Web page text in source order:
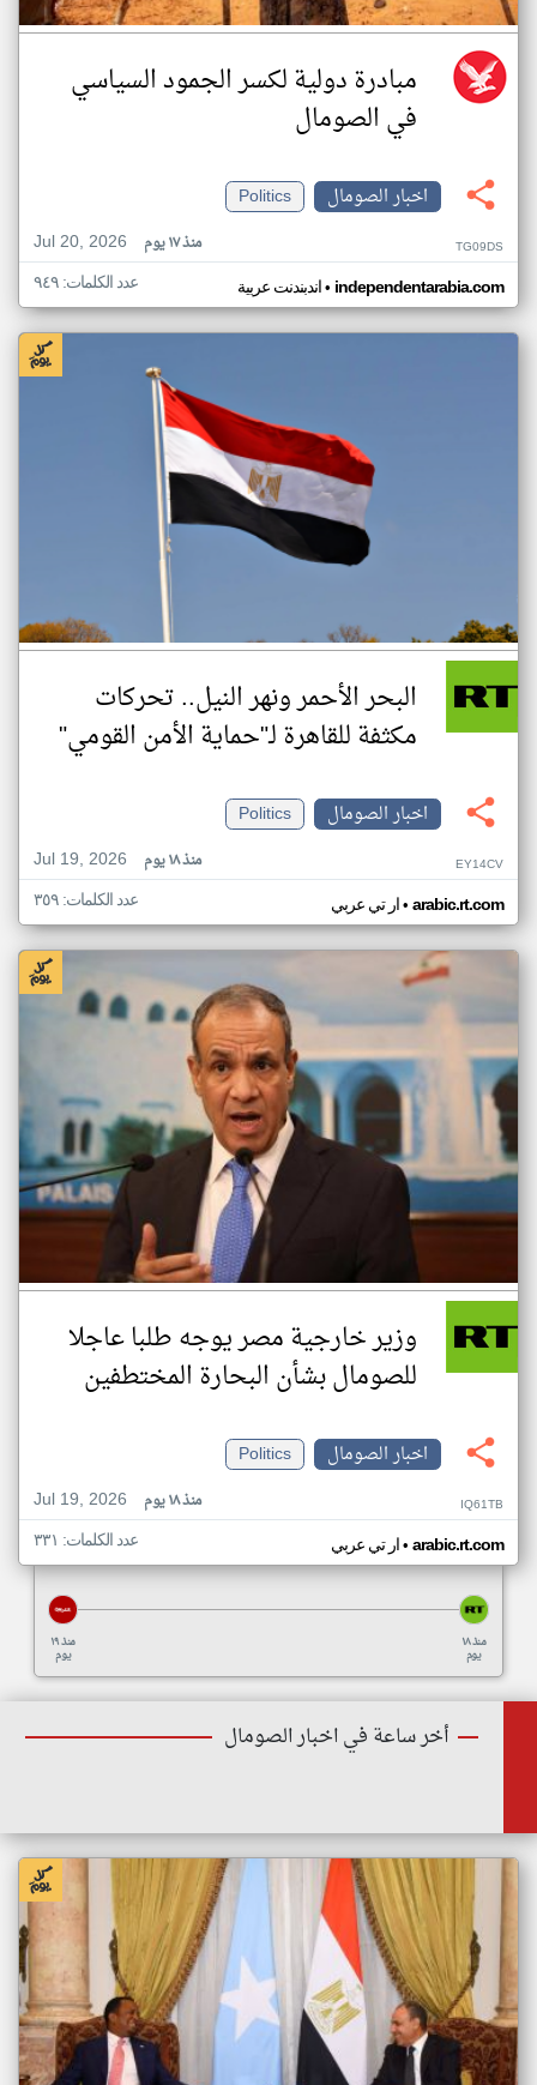
مبادرة دولية لكسر الجمود السياسي
في الصومال
اخبار الصومال
Politics
Jul 20, 2026
منذ ١٧ يوم TG09DS
اندبندنت عربية• independentarabia.com عدد الكلمات: ٩٤٩
البحر الأحمر ونهر النيل.. تحركات
مكثفة للقاهرة لـ"حماية الأمن القومي"
اخبار الصومال
Politics
Jul 19, 2026
منذ ١٨ يوم EY14CV
ار تي عربي• arabic.rt.com عدد الكلمات: ٣٥٩
وزير خارجية مصر يوجه طلبا عاجلا
للصومال بشأن البحارة المختطفين
اخبار الصومال
Politics
Jul 19, 2026
منذ ١٨ يوم IQ61TB
ار تي عربي• arabic.rt.com عدد الكلمات: ٣٣١
منذ ١٩
يوم
منذ ١٨
يوم
أخر ساعة في اخبار الصومال